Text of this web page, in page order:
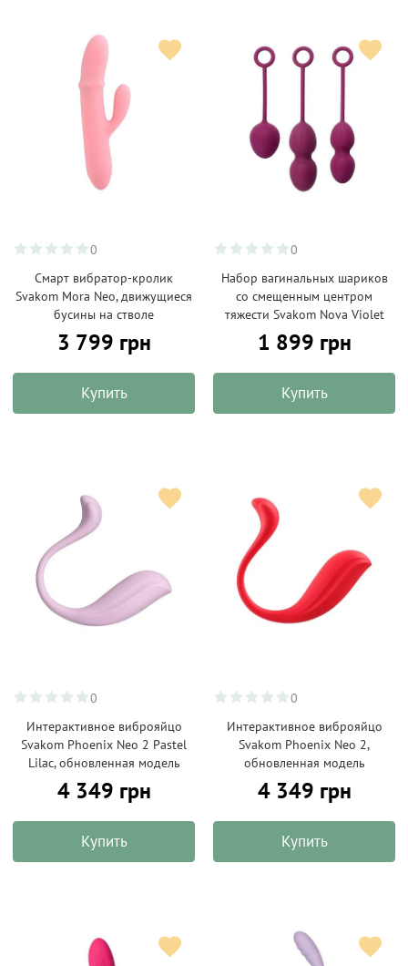
0
Смарт вибратор-кролик
Svakom Mora Neo, движущиеся
бусины на стволе
3 799 грн
Купить
0
Набор вагинальных шариков
со смещенным центром
тяжести Svakom Nova Violet
1 899 грн
Купить
0
Интерактивное виброяйцо
Svakom Phoenix Neo 2 Pastel
Lilac, обновленная модель
4 349 грн
Купить
0
Интерактивное виброяйцо
Svakom Phoenix Neo 2,
обновленная модель
4 349 грн
Купить